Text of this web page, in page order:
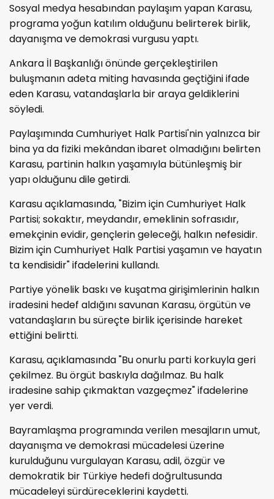
Sosyal medya hesabından paylaşım yapan Karasu,
programa yoğun katılım olduğunu belirterek birlik,
dayanışma ve demokrasi vurgusu yaptı.
Ankara İl Başkanlığı önünde gerçekleştirilen
buluşmanın adeta miting havasında geçtiğini ifade
eden Karasu, vatandaşlarla bir araya geldiklerini
söyledi.
Paylaşımında Cumhuriyet Halk Partisi'nin yalnızca bir
bina ya da fiziki mekândan ibaret olmadığını belirten
Karasu, partinin halkın yaşamıyla bütünleşmiş bir
yapı olduğunu dile getirdi.
Karasu açıklamasında, "Bizim için Cumhuriyet Halk
Partisi; sokaktır, meydandır, emeklinin sofrasıdır,
emekçinin evidir, gençlerin geleceği, halkın nefesidir.
Bizim için Cumhuriyet Halk Partisi yaşamın ve hayatın
ta kendisidir" ifadelerini kullandı.
Partiye yönelik baskı ve kuşatma girişimlerinin halkın
iradesini hedef aldığını savunan Karasu, örgütün ve
vatandaşların bu süreçte birlik içerisinde hareket
ettiğini belirtti.
Karasu, açıklamasında "Bu onurlu parti korkuyla geri
çekilmez. Bu örgüt baskıyla dağılmaz. Bu halk
iradesine sahip çıkmaktan vazgeçmez" ifadelerine
yer verdi.
Bayramlaşma programında verilen mesajların umut,
dayanışma ve demokrasi mücadelesi üzerine
kurulduğunu vurgulayan Karasu, adil, özgür ve
demokratik bir Türkiye hedefi doğrultusunda
mücadeleyi sürdüreceklerini kaydetti.